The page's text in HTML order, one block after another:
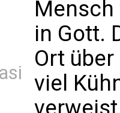
in Gott.
Ort
viel